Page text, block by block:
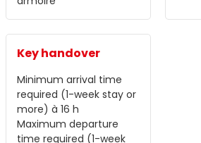
Key handover
Minimum arrival time
required (1-week stay or
more) à 16 h
Maximum departure
time required (1-week